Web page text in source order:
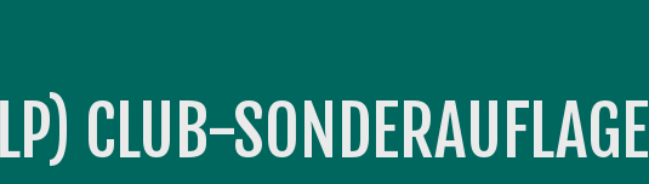
CLUB-SONDERAUFLAGE